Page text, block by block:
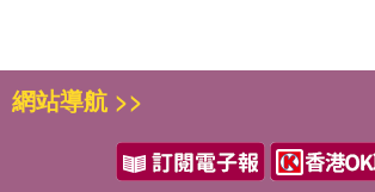
網站導航 >>